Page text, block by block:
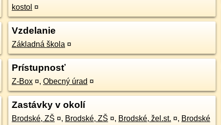
kostol ¤
Vzdelanie
Základná škola ¤
Prístupnosť
Z-Box ¤, Obecný úrad ¤
Zastávky v okolí
Brodské, ZŠ ¤, Brodské, ZŠ ¤, Brodské, žel.st. ¤, Brodské